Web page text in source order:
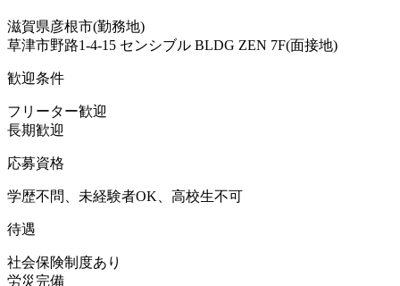
滋賀県彦根市(勤務地)
草津市野路1-4-15 センシブル BLDG ZEN 7F(面接地)
歓迎条件
フリーター歓迎
長期歓迎
応募資格
学歴不問、未経験者OK、高校生不可
待遇
社会保険制度あり
労災完備